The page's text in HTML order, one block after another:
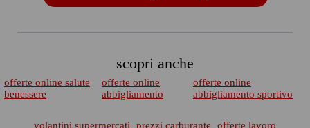
scopri anche
offerte online salute
benessere
offerte online
abbigliamento
offerte online
abbigliamento sportivo
volantini supermercati prezzi carburante
offerte lavoro